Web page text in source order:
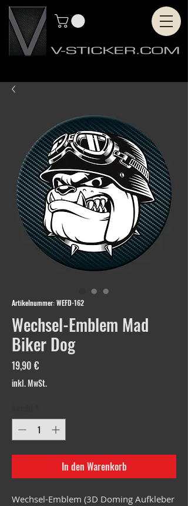
Artikelnummer: WEFD-162
Wechsel-Emblem Mad
Biker Dog
19,90 €Preis
inkl. MwSt.
In den Warenkorb
Wechsel-Emblem (3D Doming Aufkleber